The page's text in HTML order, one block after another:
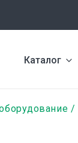
Каталог